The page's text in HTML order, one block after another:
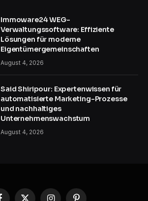
Immoware24 WEG-
Verwaltungssoftware: Effiziente
Lösungen für moderne
Eigentümergemeinschaften
August 4, 2026
Said Shiripour: Expertenwissen für
automatisierte Marketing-Prozesse
und nachhaltiges
Unternehmenswachstum
August 4, 2026